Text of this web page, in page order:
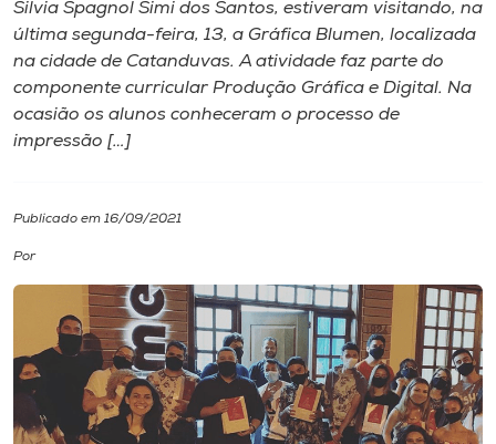
Internacionalização
I.nova
Diplomados
Biblioteca
Editora
Silvia Spagnol Simi dos Santos, estiveram visitando, na
última segunda-feira, 13, a Gráfica Blumen, localizada
na cidade de Catanduvas. A atividade faz parte do
componente curricular Produção Gráfica e Digital. Na
ocasião os alunos conheceram o processo de
impressão […]
Publicado em 16/09/2021
Por